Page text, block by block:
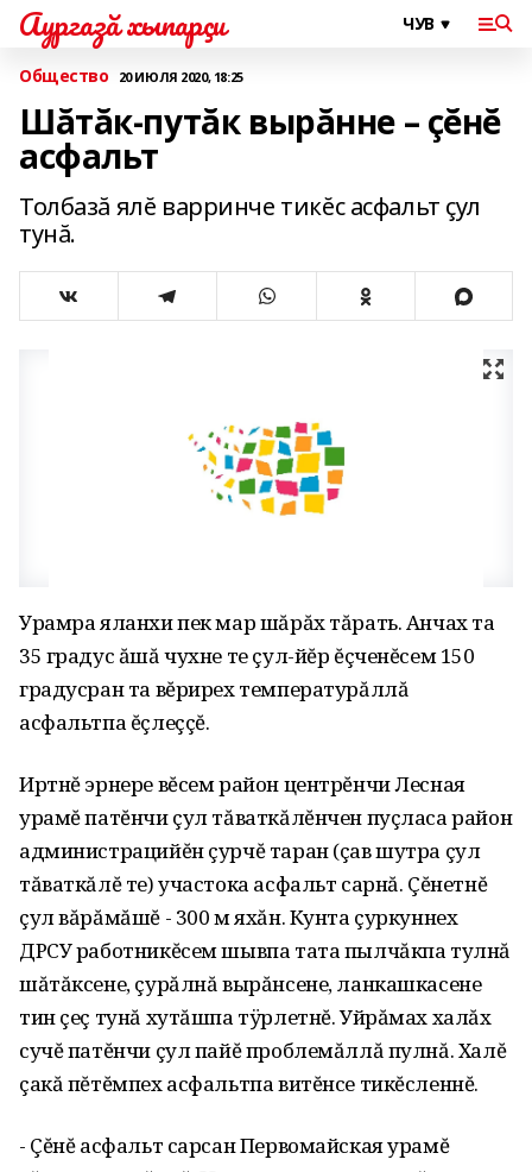
Аургазă хыпарçи
Общество 20 ИЮЛЯ 2020, 18:25
Шăтăк-путăк вырăнне – çĕнĕ
асфальт
Толбазă ялĕ варринче тикĕс асфальт çул
тунă.
Урамра яланхи пек мар шăрăх тăрать. Анчах та
35 градус ăшă чухне те çул-йĕр ĕçченĕсем 150
градусран та вĕрирех температурăллă
асфальтпа ĕçлеççĕ.
Иртнĕ эрнере вĕсем район центрĕнчи Лесная
урамĕ патĕнчи çул тăваткăлĕнчен пуçласа район
администрацийĕн çурчĕ таран (çав шутра çул
тăваткăлĕ те) участока асфальт сарнă. Çĕнетнĕ
çул вăрăмăшĕ - 300 м яхăн. Кунта çуркуннех
ДРСУ работникĕсем шывпа тата пылчăкпа тулнă
шăтăксене, çурăлнă вырăнсене, ланкашкасене
тин çеç тунă хутăшпа тÿрлетнĕ. Уйрăмах халăх
сучĕ патĕнчи çул пайĕ проблемăллă пулнă. Халĕ
çакă пĕтĕмпех асфальтпа витĕнсе тикĕсленнĕ.
- Çĕнĕ асфальт сарсан Первомайская урамĕ